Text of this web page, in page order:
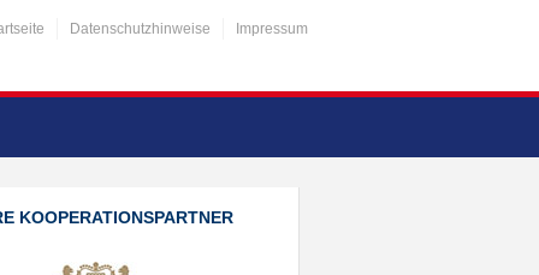
Datenschutzhinweise Impressum
KOOPERATIONSPARTNER